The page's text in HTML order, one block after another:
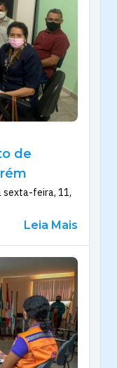
de
sexta-feira, 11,
Leia Mais